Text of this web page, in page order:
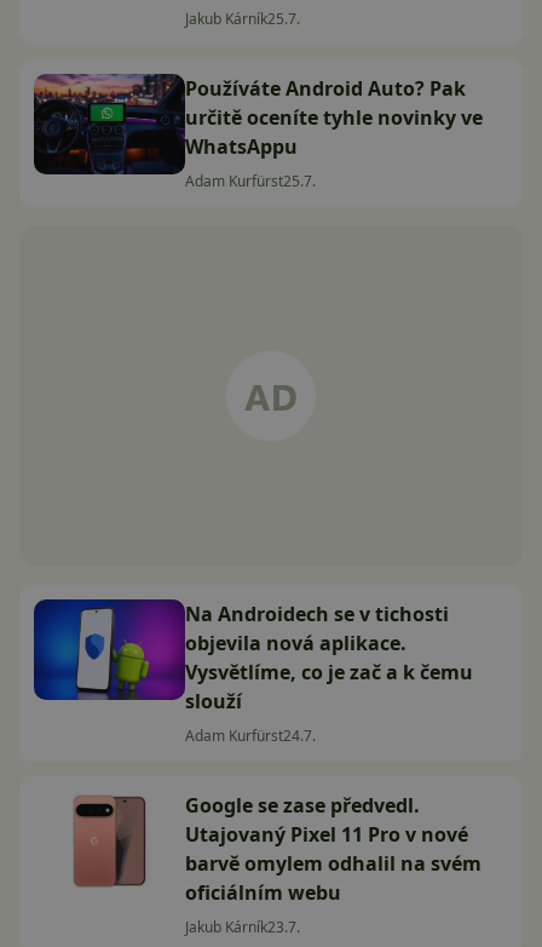
Jakub Kárník25.7.
Používáte Android Auto? Pak
určitě oceníte tyhle novinky ve
WhatsAppu
Adam Kurfürst25.7.
Na Androidech se v tichosti
objevila nová aplikace.
Vysvětlíme, co je zač a k čemu
slouží
Adam Kurfürst24.7.
Google se zase předvedl.
Utajovaný Pixel 11 Pro v nové
barvě omylem odhalil na svém
oficiálním webu
Jakub Kárník23.7.